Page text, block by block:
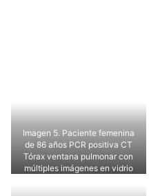
Imagen 5. Paciente femenina
de 86 años PCR positiva CT
Tórax ventana pulmonar con
múltiples imágenes en vidrio